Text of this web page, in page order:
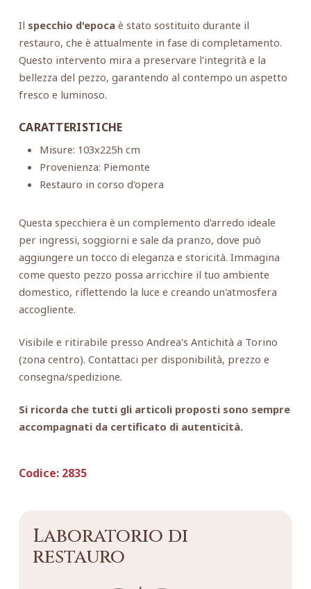
Il specchio d'epocaè stato sostituito durante il
restauro, che è attualmente in fase di completamento.
Questo intervento mira a preservare l'integrità e la
bellezza del pezzo, garantendo al contempo un aspetto
fresco e luminoso.
CARATTERISTICHE
Misure: 103x225h cm
Provenienza: Piemonte
Restauro in corso d'opera
Questa specchiera è un complemento d'arredo ideale
per ingressi, soggiorni e sale da pranzo, dove può
aggiungere un tocco di eleganza e storicità. Immagina
come questo pezzo possa arricchire il tuo ambiente
domestico, riflettendo la luce e creando un'atmosfera
accogliente.
Visibile e ritirabile presso Andrea's Antichità a Torino
(zona centro). Contattaci per disponibilità, prezzo e
consegna/spedizione.
Si ricorda che tutti gli articoli proposti sono sempre
accompagnati da certificato di autenticità.
Codice:2835
Laboratorio di
restauro